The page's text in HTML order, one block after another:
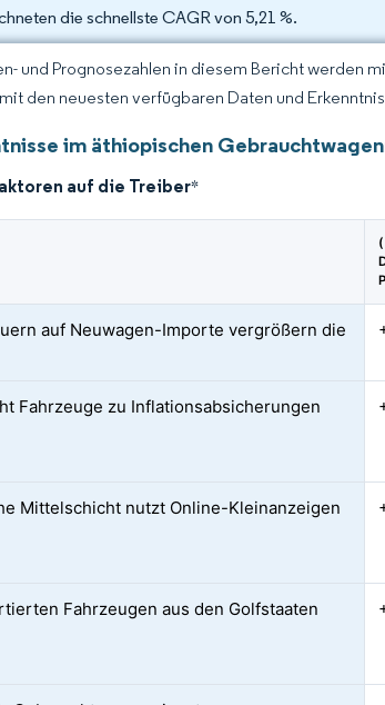
die schnellste CAGR von 5,21 %.
und Prognosezahlen in diesem Bericht werden
den neuesten verfügbaren Daten und
im äthiopischen
auf die Treiber*
auf Neuwagen-Importe vergrößern die
Fahrzeuge zu Inflationsabsicherungen
Mittelschicht nutzt Online-Kleinanzeigen
Fahrzeugen aus den Golfstaaten